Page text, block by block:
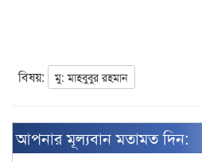
বিষয়: মু: মাহবুবুর রহমান
আপনার মূল্যবান মতামত দিন: